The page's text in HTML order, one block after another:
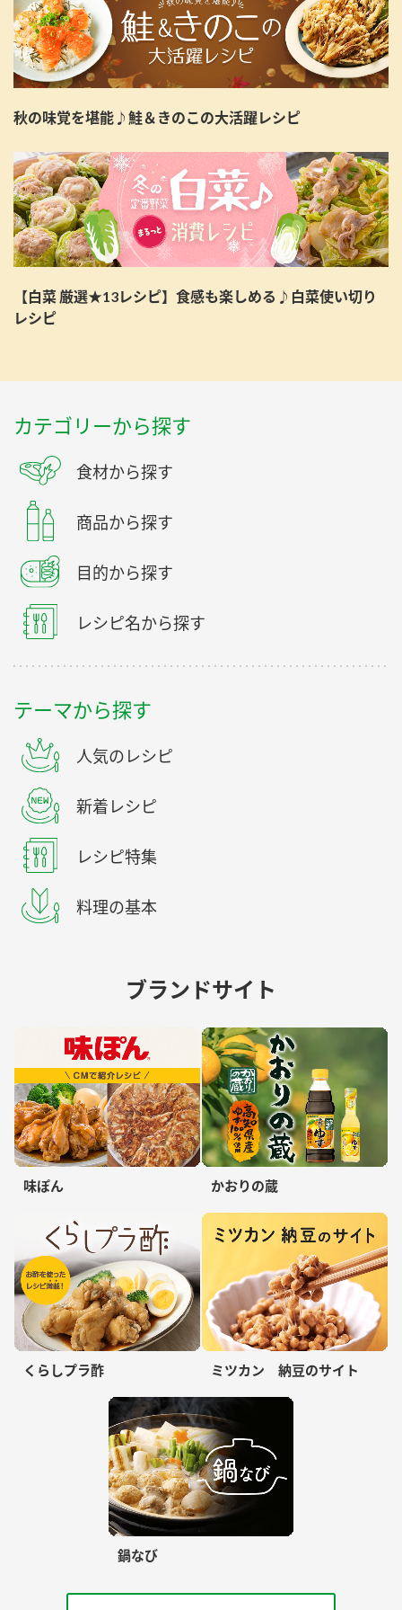
秋の味覚を堪能♪鮭＆きのこの大活躍レシピ
【白菜 厳選★13レシピ】食感も楽しめる♪白菜使い切り
レシピ
カテゴリーから探す
食材から探す
商品から探す
目的から探す
レシピ名から探す
テーマから探す
人気のレシピ
新着レシピ
レシピ特集
料理の基本
ブランドサイト
味ぽん かおりの蔵
くらしプラ酢 ミツカン 納豆のサイト
鍋なび